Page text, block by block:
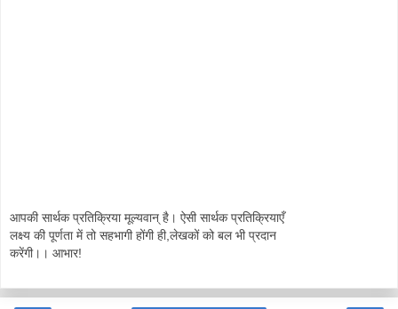
आपकी सार्थक प्रतिक्रिया मूल्यवान् है। ऐसी सार्थक प्रतिक्रियाएँ
लक्ष्य की पूर्णता में तो सहभागी होंगी ही,लेखकों को बल भी प्रदान
करेंगी।। आभार!